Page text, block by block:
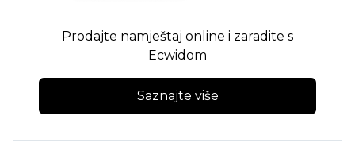
Prodajte namještaj online i zaradite s
Ecwidom
Saznajte više